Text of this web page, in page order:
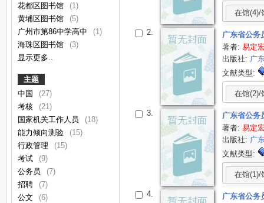
花都区图书馆
(1)
黄埔区图书馆
(5)
广州市第86中学高中
(1)
海珠区图书馆
(3)
显示更多..
主题
中国
(27)
考核
(21)
国家机关工作人员
(18)
能力倾向测验
(15)
行政管理
(15)
考试
(9)
公务员
(7)
招聘
(7)
公文
(6)
在馆(4)/
2.
广东省公务
著者:易定
出版社: 广
文献类型:
在馆(2)/
3.
广东省公务
著者:易定
出版社: 广
文献类型:
在馆(1)/
4.
广东省公务